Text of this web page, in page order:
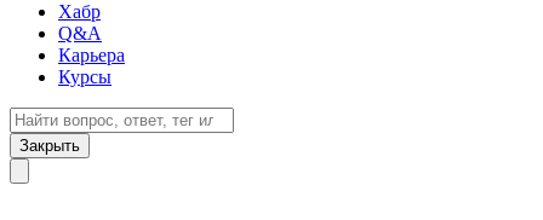
Хабр
Q&A
Карьера
Курсы
Закрыть